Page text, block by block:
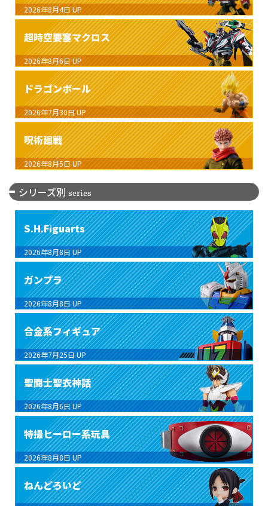
2026年8月4日 UP
超時空要塞マクロス
2026年8月6日 UP
ドラゴンボール
2026年7月30日 UP
呪術廻戦
2026年8月5日 UP
シリーズ別 series
S.H.Figuarts
2026年8月8日 UP
ガンプラ
2026年8月8日 UP
合金系フィギュア
2026年7月25日 UP
聖闘士聖衣神話
2026年8月6日 UP
特撮ヒーロー系玩具
2026年8月8日 UP
ねんどろいど